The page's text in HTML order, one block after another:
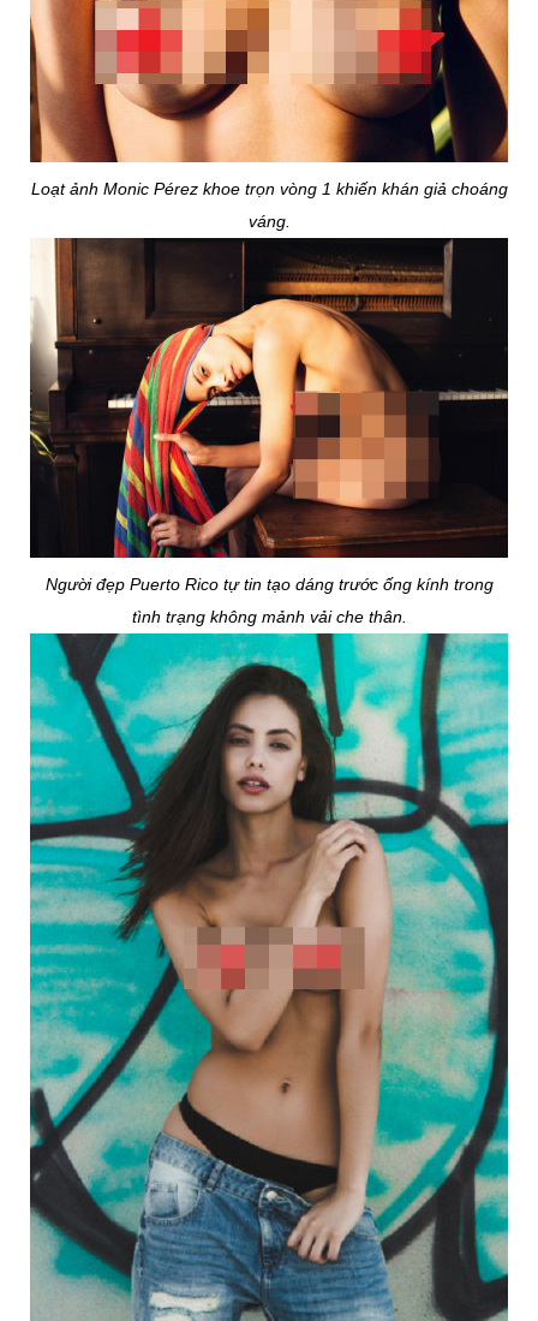
Loạt ảnh Monic Pérez khoe trọn vòng 1 khiến khán giả choáng
váng.
Người đẹp Puerto Rico tự tin tạo dáng trước ống kính trong
tình trạng không mảnh vải che thân.